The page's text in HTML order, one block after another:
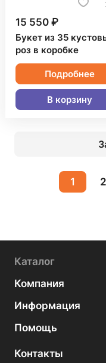
15 550 ₽
Букет из 35
роз в коробке
Подробнее
В корзину
1 2
Каталог
Компания
Информация
Помощь
Контакты